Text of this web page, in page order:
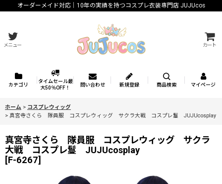
オーダーメイド対応｜10年の実績を持つコスプレ衣装専門店 JUJUcos
メニュー カート
カテゴリ
タイムセール最
大50％OFF！
問い合わせ 新規登録 商品検索 マイページ
ホーム > コスプレウィッグ
> 真宮寺さくら 隊員服 コスプレウィッグ サクラ大戦 コスプレ鬘 JUJUcosplay
真宮寺さくら 隊員服 コスプレウィッグ サクラ
大戦 コスプレ鬘 JUJUcosplay
[F-6267]